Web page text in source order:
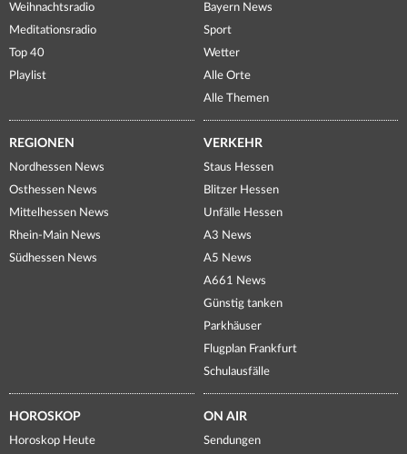
Weihnachtsradio
Meditationsradio
Top 40
Playlist
Bayern News
Sport
Wetter
Alle Orte
Alle Themen
REGIONEN
Nordhessen News
Osthessen News
Mittelhessen News
Rhein-Main News
Südhessen News
VERKEHR
Staus Hessen
Blitzer Hessen
Unfälle Hessen
A3 News
A5 News
A661 News
Günstig tanken
Parkhäuser
Flugplan Frankfurt
Schulausfälle
HOROSKOP
Horoskop Heute
ON AIR
Sendungen